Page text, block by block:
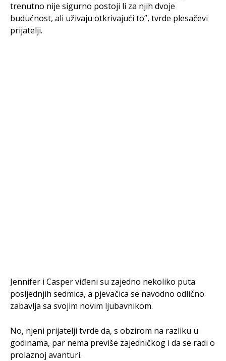
trenutno nije sigurno postoji li za njih dvoje
budućnost, ali uživaju otkrivajući to”, tvrde plesačevi
prijatelji.
Jennifer i Casper viđeni su zajedno nekoliko puta
posljednjih sedmica, a pjevačica se navodno odlično
zabavlja sa svojim novim ljubavnikom.
No, njeni prijatelji tvrde da, s obzirom na razliku u
godinama, par nema previše zajedničkog i da se radi o
prolaznoj avanturi.